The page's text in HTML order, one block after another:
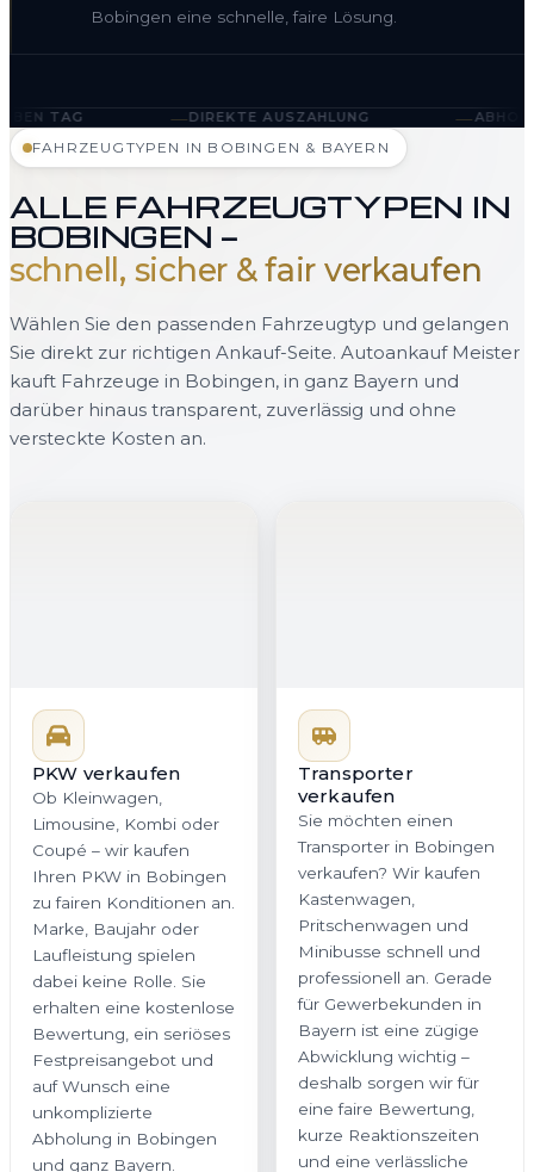
Bobingen eine schnelle, faire Lösung.
—DIREKTE AUSZAHLUNG —ABHOLUNG IN
FAHRZEUGTYPEN IN BOBINGEN & BAYERN
ALLE FAHRZEUGTYPEN IN
BOBINGEN —
schnell, sicher & fair verkaufen
Wählen Sie den passenden Fahrzeugtyp und gelangen
Sie direkt zur richtigen Ankauf-Seite. Autoankauf Meister
kauft Fahrzeuge in Bobingen, in ganz Bayern und
darüber hinaus transparent, zuverlässig und ohne
versteckte Kosten an.
PKW verkaufen
Ob Kleinwagen,
Limousine, Kombi oder
Coupé – wir kaufen
Ihren PKW in Bobingen
zu fairen Konditionen an.
Marke, Baujahr oder
Laufleistung spielen
dabei keine Rolle. Sie
erhalten eine kostenlose
Bewertung, ein seriöses
Festpreisangebot und
auf Wunsch eine
unkomplizierte
Abholung in Bobingen
und ganz Bayern.
Transporter
verkaufen
Sie möchten einen
Transporter in Bobingen
verkaufen? Wir kaufen
Kastenwagen,
Pritschenwagen und
Minibusse schnell und
professionell an. Gerade
für Gewerbekunden in
Bayern ist eine zügige
Abwicklung wichtig –
deshalb sorgen wir für
eine faire Bewertung,
kurze Reaktionszeiten
und eine verlässliche